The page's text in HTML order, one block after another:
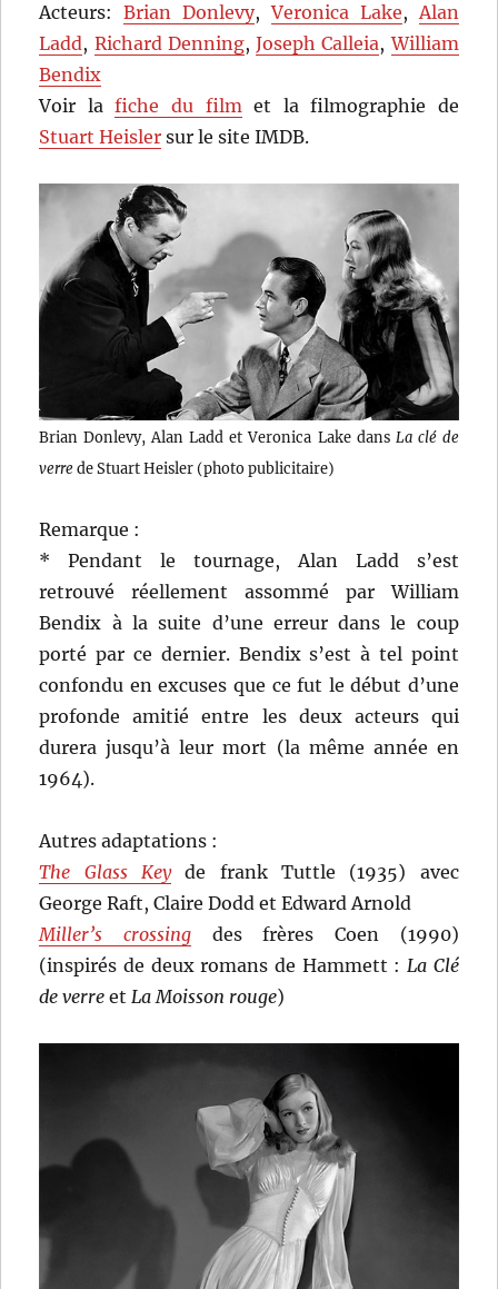
Acteurs:Brian Donlevy,Veronica Lake,Alan
Ladd, Richard Denning,Joseph Calleia,William
Bendix
Voir lafiche du filmet la filmographie de
Stuart Heisler sur le site IMDB.
Brian Donlevy, Alan Ladd et Veronica Lake dans La clé de
verrede Stuart Heisler (photo publicitaire)
Remarque :
* Pendant le tournage, Alan Ladd s’est
retrouvé réellement assommé par William
Bendix à la suite d’une erreur dans le coup
porté par ce dernier. Bendix s’est à tel point
confondu en excuses que ce fut le début d’une
profonde amitié entre les deux acteurs qui
durera jusqu’à leur mort (la même année en
1964).
Autres adaptations :
The Glass Keyde frank Tuttle (1935) avec
George Raft, Claire Dodd et Edward Arnold
Miller’s crossingdes frères Coen (1990)
(inspirés de deux romans de Hammett : La Clé
de verre et La Moisson rouge)